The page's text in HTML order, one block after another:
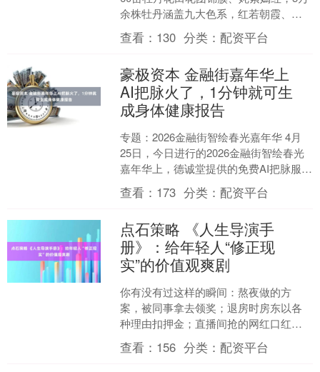
余株牡丹涵盖九大色系，红若朝霞、粉
似云霓、白如初雪、紫若烟岚，层层叠
叠，呈现九色同春的美....
查看： 130 分类：配资平台
豪极资本 金融街嘉年华上
AI把脉火了，1分钟就可生
成身体健康报告
专题：2026金融街智绘春光嘉年华 4月
25日，今日进行的2026金融街智绘春光
嘉年华上，德诚堂提供的免费AI把脉服务
引发现场观众争相体验。 据介绍，现场
观众将....
查看： 173 分类：配资平台
点石策略 《人生导演手
册》：给年轻人“修正现
实”的价值观爽剧
你有没有过这样的瞬间：熬夜做的方
案，被同事拿去领奖；退房时房东以各
种理由扣押金；直播间抢的网红口红，
涂上嘴烂了三天；网上说句话，被键盘
侠围攻……你气得想骂人，最....
查看： 156 分类：配资平台